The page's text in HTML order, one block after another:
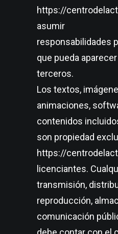
https://
asumir
responsabilidades
que pueda
terceros.
Los textos,
animaciones,
contenidos
son propiedad
https://
licenciantes.
transmisión,
reproducción,
comunicación